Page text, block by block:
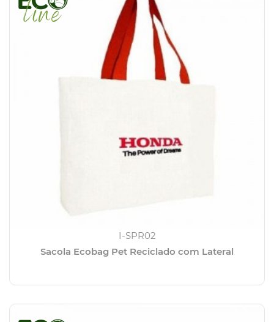
I-SPR02
Sacola Ecobag Pet Reciclado com Lateral